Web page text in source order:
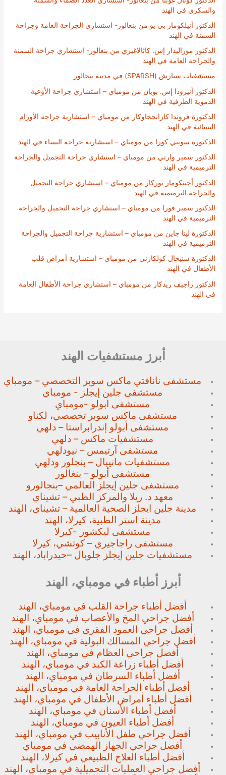
والسكري في الهند
الدكتور أنيلكومار بي يو من بنغالور- استشاري الجراحة العامة وجراحة
السمنة في الهند
الدكتور موراليدار إس. كاثالاغيري من بنغالور- استشاري جراحة السمنة
والجراحة العامة في الهند
مستشفيات سبارش (SPARSH) في مدينة بنجالور
الدكتور أنيرودا إس. بويان من مومباي – استشاري جراحة الأوعية
الدموية الطرفية في الهند
الدكتورة فروندا كارانججاوكار من مومباي – استشارية جراحة الأورام
النسائية في الهند
الدكتورة سويتي كورا من مومباي – استشارية جراحة النساء في الهند
الدكتور سمير وارتي من مومباي – استشاري جراحة التجميل والجراحة
الترميمية في الهند
الدكتور أجيتكومار بوركار من مومباي – استشاري جراحة التجميل
والجراحة الترميمية في الهند
الدكتور سمير فورا من مومباي – استشاري جراحة التجميل والجراحة
الترميمية في الهند
الدكتورة لينا جاين من مومباي – استشارية جراحة التجميل والجراحة
الترميمية في الهند
الدكتورة سنيحال كولكارني من مومباي – استشارية أمراض قلب
الأطفال في الهند
الدكتور راجيف ريدكار من مومباي – استشاري جراحة الأطفال العامة
في الهند
أبرز مستشفيات الهند
مستشفى نانافتي ماكس سوبر التخصصي – مومباي
مستشفى جلين إيجلز - مومباي
مستشفى ابولو -مومباي
مستشفى ماكس سوبر تخصصي، لكناو
مستشفى أبولو إندرابراستا – دلهي
مستشفيات ماكس – دلهي
مستشفى آرتيمس – نيودلهي
مستشفيات مانيبال – بنجلور ودلهي
مستشفى أبولو – بنغالور
مستشفى جلين إيجلز العالمي –بنجالورو
معهد د. ريلا والمركز الطبي – تشيناي
مدينة جلين ايجلز الصحية العالمية – تشيناي، الهند
مدينة استر الطبية، كيرلا، الهند
مستشفى ليكشور -كيرلا
مستشفى راجاجيري – كوتشي، كيرلا
مستشفيات جلين إيجلز جلوبال –حيدراباد، الهند
أبرز أطباء في مومباي، الهند
أفضل أطباء جراحة القلب في مومباي، الهند
أفضل جراحي المخ والأعصاب في مومباي، الهند
أفضل جراحي العمود الفقري في مومباي، الهند
أفضل جراحي المسالك البولية في مومباي، الهند
أفضل جراحي العظام في مومباي، الهند
أفضل أطباء زراعة الكبد في مومباي، الهند
أفضل أطباء السرطان في مومباي، الهند
أفضل أطباء الجراحة العامة في مومباي، الهند
أفضل أطباء أمراض الأطفال في مومباي، الهند
أفضل أطباء الأسنان في مومباي، الهند
أفضل أطباء العيون في مومباي، الهند
أفضل جراحي طفل الأنابيب في مومباي، الهند
أفضل جراحي الجهاز الهمضي في مومباي
أفضل أطباء العلاج الطبيعي في كيرلا، الهند
أفضل جراحي العمليات التجميلية في مومباي، الهند